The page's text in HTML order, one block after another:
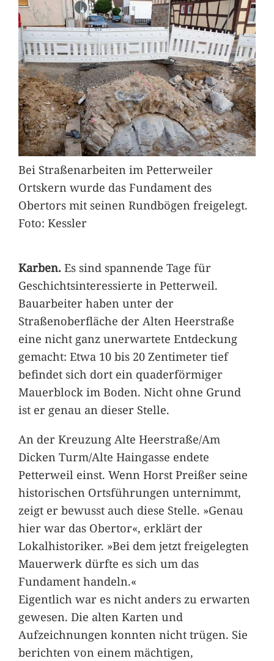
Bei Straßenarbeiten im Petterweiler
Ortskern wurde das Fundament des
Obertors mit seinen Rundbögen freigelegt.
Foto: Kessler
Karben.Es sind spannende Tage für
Geschichtsinteressierte in Petterweil.
Bauarbeiter haben unter der
Straßenoberfläche der Alten Heerstraße
eine nicht ganz unerwartete Entdeckung
gemacht: Etwa 10 bis 20 Zentimeter tief
befindet sich dort ein quaderförmiger
Mauerblock im Boden. Nicht ohne Grund
ist er genau an dieser Stelle.
An der Kreuzung Alte Heerstraße/Am
Dicken Turm/Alte Haingasse endete
Petterweil einst. Wenn Horst Preißer seine
historischen Ortsführungen unternimmt,
zeigt er bewusst auch diese Stelle. »Genau
hier war das Obertor«, erklärt der
Lokalhistoriker. »Bei dem jetzt freigelegten
Mauerwerk dürfte es sich um das
Fundament handeln.«
Eigentlich war es nicht anders zu erwarten
gewesen. Die alten Karten und
Aufzeichnungen konnten nicht trügen. Sie
berichten von einem mächtigen,